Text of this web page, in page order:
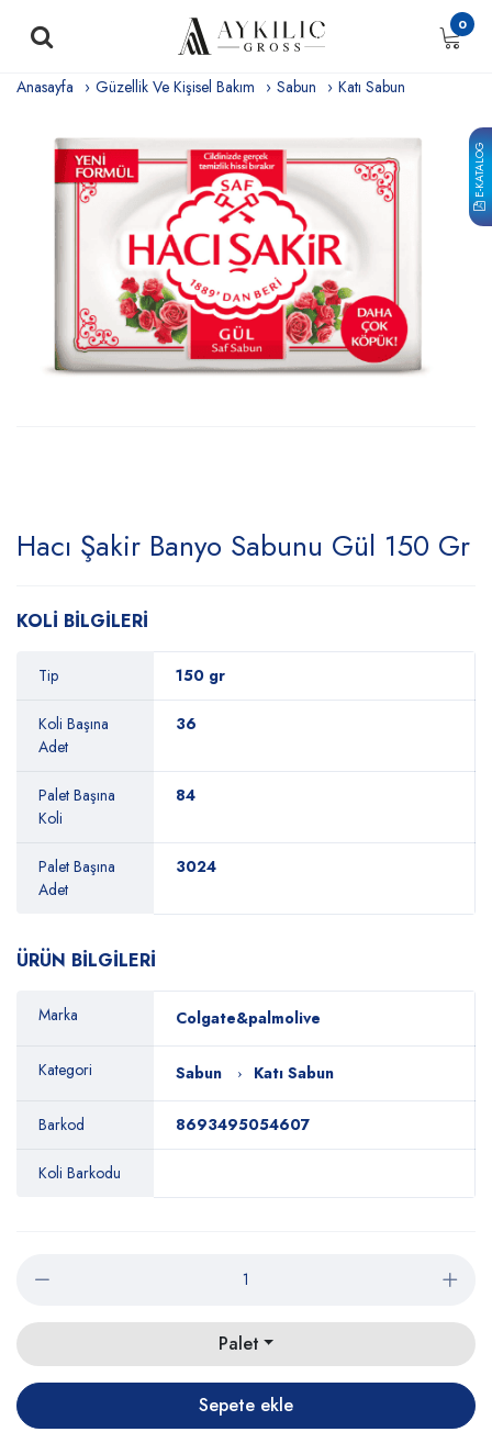
E-KATALOG
0
Anasayfa Güzellik Ve Kişisel Bakım Sabun Katı Sabun
Hacı Şakir Banyo Sabunu Gül 150 Gr
KOLİ BİLGİLERİ
Tip 150 gr
Koli Başına
Adet
36
Palet Başına
Koli
84
Palet Başına
Adet
3024
ÜRÜN BİLGİLERİ
Marka Colgate&palmolive
Kategori Sabun Katı Sabun
Barkod 8693495054607
Koli Barkodu
Palet
Sepete ekle